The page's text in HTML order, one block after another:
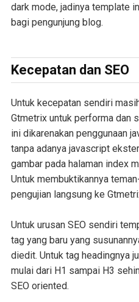
dark mode, jadinya template
bagi pengunjung blog.
Kecepatan dan SEO
Untuk kecepatan sendiri
Gtmetrix untuk performa dan
ini dikarenakan penggunaan
tanpa adanya javascript
gambar pada halaman index
Untuk membuktikannya
pengujian langsung ke
Untuk urusan SEO sendiri
tag yang baru yang
diedit. Untuk tag headingnya
mulai dari H1 sampai H3
SEO oriented.